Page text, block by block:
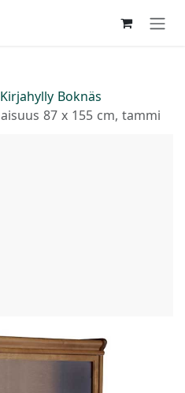
Kirjahylly Boknäs
87 x 155 cm, tammi